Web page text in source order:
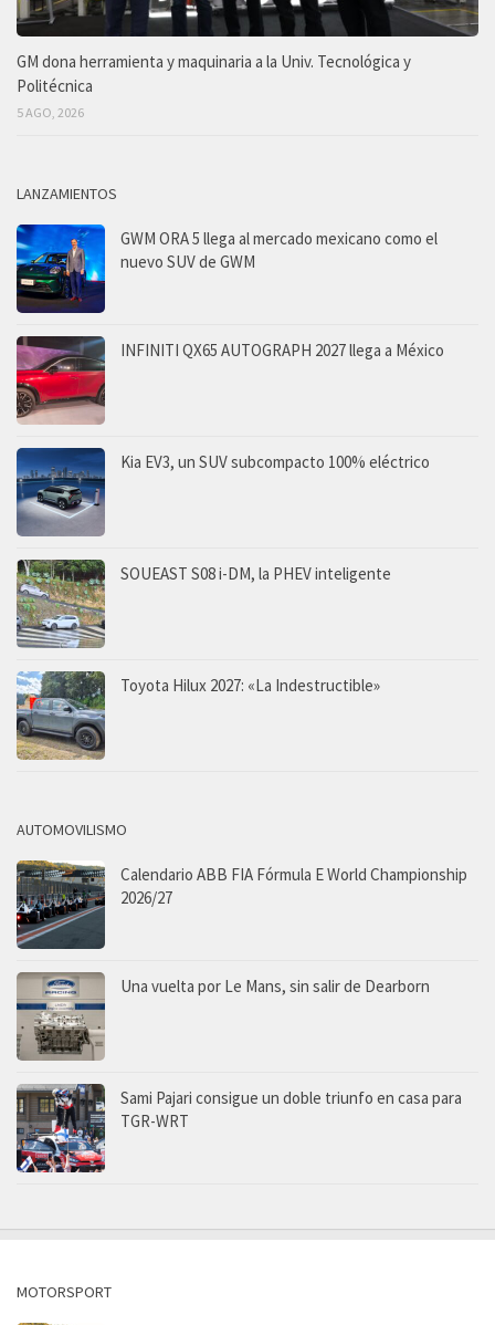
GM dona herramienta y maquinaria a la Univ. Tecnológica y
Politécnica
5 AGO, 2026
LANZAMIENTOS
GWM ORA 5 llega al mercado mexicano como el
nuevo SUV de GWM
INFINITI QX65 AUTOGRAPH 2027 llega a México
Kia EV3, un SUV subcompacto 100% eléctrico
SOUEAST S08 i-DM, la PHEV inteligente
Toyota Hilux 2027: «La Indestructible»
AUTOMOVILISMO
Calendario ABB FIA Fórmula E World Championship
2026/27
Una vuelta por Le Mans, sin salir de Dearborn
Sami Pajari consigue un doble triunfo en casa para
TGR-WRT
MOTORSPORT